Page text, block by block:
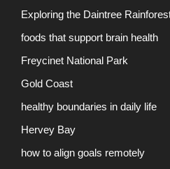
Exploring the Daintree
foods that support brain health
Freycinet National Park
Gold Coast
healthy boundaries in daily life
Hervey Bay
how to align goals remotely